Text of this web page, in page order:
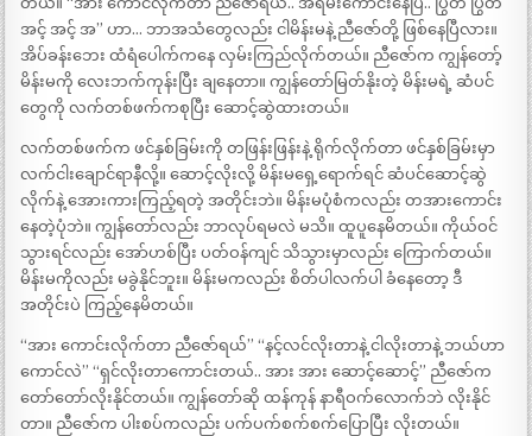
အင့် အင့် အ” ဟာ… ဘာအသံတွေလည်း ငါမိန်းမနဲ့ ညီဇော်တို့ ဖြစ်နေပြီလား။
အိပ်ခန်းဘေး ထံရံပေါက်ကနေ လှမ်းကြည်လိုက်တယ်။ ညီဇော်က ကျွန်တော့်
မိန်းမကို လေးဘက်ကုန်းပြီး ချနေတာ။ ကျွန်တော်မြတ်နိုးတဲ့ မိန်းမရဲ့ ဆံပင်
တွေကို လက်တစ်ဖက်ကစုပြီး ဆောင့်ဆွဲထားတယ်။
လက်တစ်ဖက်က ဖင်နှစ်ခြမ်းကို တဖြန်းဖြန်းနဲ့ ရိုက်လိုက်တာ ဖင်နှစ်ခြမ်းမှာ
လက်ငါးချောင်ရာနီလို့။ ဆောင့်လိုးလို့ မိန်းမရှေ့ရောက်ရင် ဆံပင်ဆောင့်ဆွဲ
လိုက်နဲ့ အေားကားကြည့်ရတဲ့ အတိုင်းဘဲ။ မိန်းမပုံစံကလည်း တအားကောင်း
နေတဲ့ပုံဘဲ။ ကျွန်တော်လည်း ဘာလုပ်ရမလဲ မသိ။ ထူပူနေမိတယ်။ ကိုယ်ဝင်
သွားရင်လည်း အော်ဟစ်ပြီး ပတ်ဝန်ကျင် သိသွားမှာလည်း ကြောက်တယ်။
မိန်းမကိုလည်း မခွဲနိုင်ဘူး။ မိန်းမကလည်း စိတ်ပါလက်ပါ ခံနေတော့ ဒီ
အတိုင်းပဲ ကြည့်နေမိတယ်။
“အား ကောင်းလိုက်တာ ညီဇော်ရယ်” “နင့်လင်လိုးတာနဲ့ ငါလိုးတာနဲ့ ဘယ်ဟာ
ကောင်လဲ” “ရှင်လိုးတာကောင်းတယ်.. အား အား ဆောင့်ဆောင့်” ညီဇော်က
တော်တော်လိုးနိုင်တယ်။ ကျွန်တော်ဆို ထန်ကုန် နာရီဝက်လောက်ဘဲ လိုးနိုင်
တာ။ ညီဇော်က ပါးစပ်ကလည်း ပက်ပက်စက်စက်ပြောပြီး လိုးတယ်။